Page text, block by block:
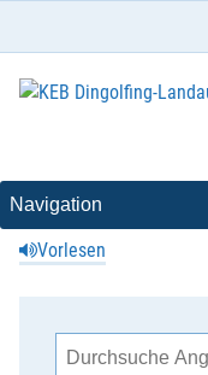
Vorlesen